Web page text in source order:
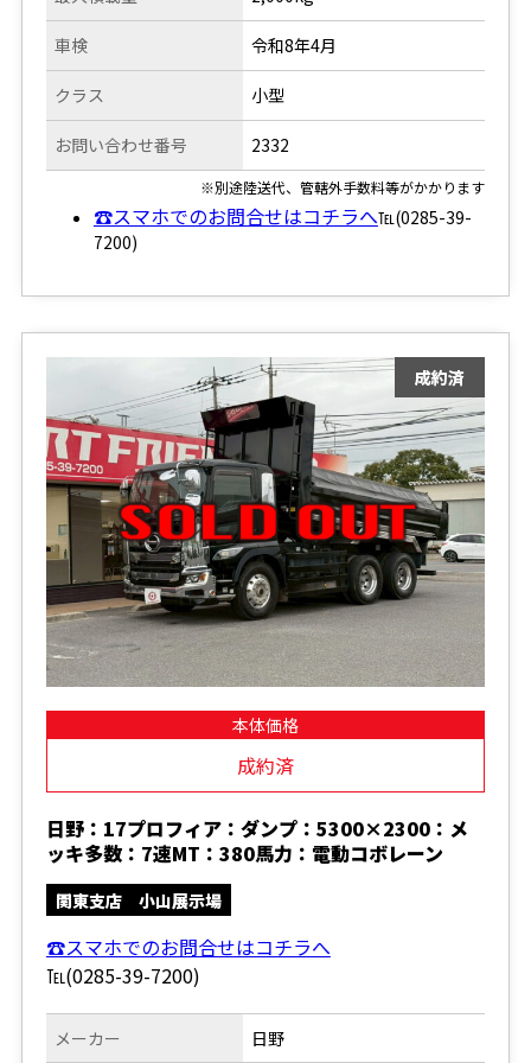
車検
クラス
お問い合わせ番号
令和8年4月
小型
2332
※別途陸送代、管轄外手数料等がかかります
☎スマホでのお問合せはコチラへ℡(0285-39-
7200)
本体価格
成約済
日野：17プロフィア：ダンプ：5300×2300：メ
ッキ多数：7速MT：380馬力：電動コボレーン
関東支店 小山展示場
☎スマホでのお問合せはコチラへ
℡(0285-39-7200)
メーカー 日野